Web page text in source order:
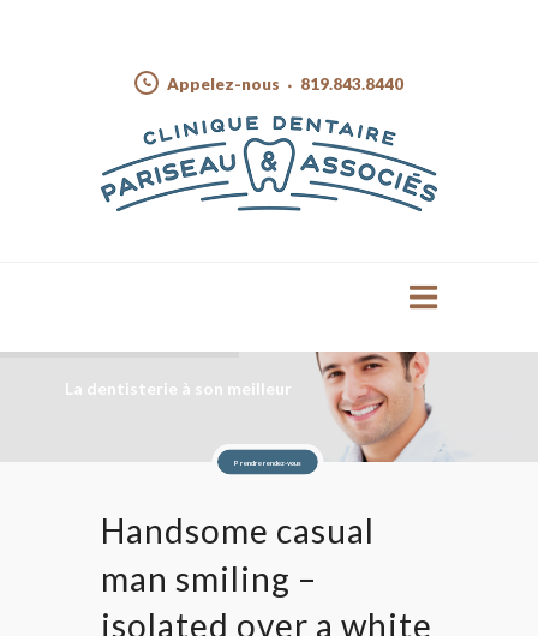
Appelez-nous 819.843.8440
La dentisterie à son meilleur
Prendre rendez-vous
Handsome casual
man smiling –
isolated over a white